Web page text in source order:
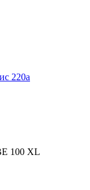
220а
100 XL